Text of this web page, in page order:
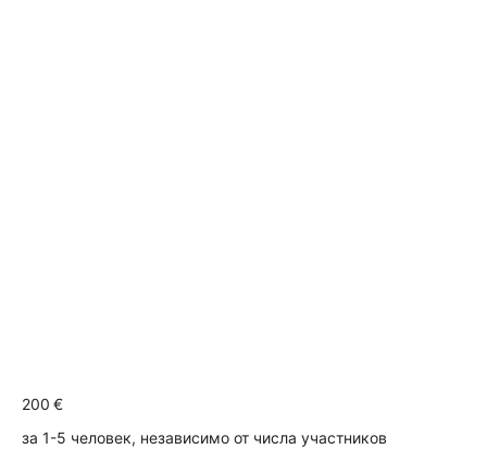
200 €
за 1-5 человек, независимо от числа участников